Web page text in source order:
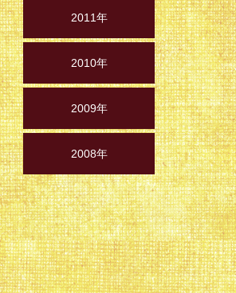
2011年
2010年
2009年
2008年